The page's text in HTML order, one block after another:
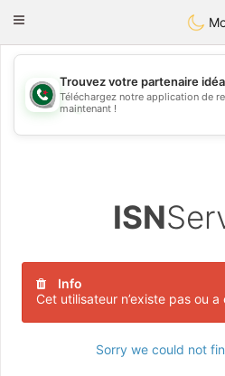
Toggle
💖
Trouvez votre partenaire
Téléchargez notre application de
maintenant !
ISN
Info
Cet utilisateur n’existe pas ou
Sorry we could not